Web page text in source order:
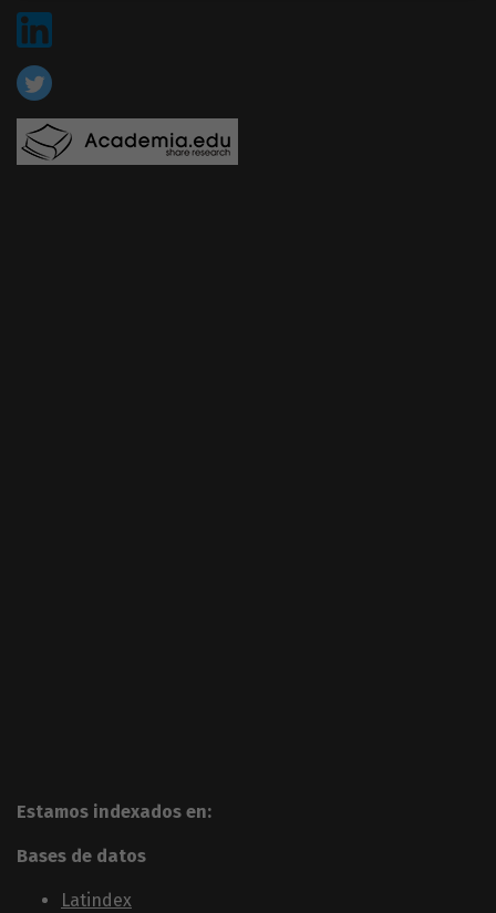
Estamos indexados en:
Bases de datos
Latindex